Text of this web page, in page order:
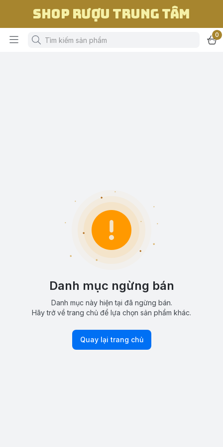
Shop Rượu Trung Tâm
0
Danh mục ngừng bán
Danh mục này hiện tại đã ngừng bán.
Hãy trở về trang chủ để lựa chọn sản phẩm khác.
Quay lại trang chủ